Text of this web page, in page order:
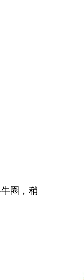
圈，稍